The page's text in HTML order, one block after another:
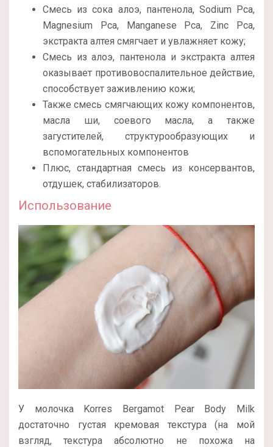
Смесь из сока алоэ, пантенола, Sodium Pca,
Magnesium Pca, Manganese Pca, Zinc Pca,
экстракта алтея смягчает и увлажняет кожу;
Смесь из алоэ, пантенола и экстракта алтея
оказывает противовоспалительное действие,
способствует заживлению кожи;
Также смесь смягчающих кожу компонентов,
масла ши, соевого масла, а также
загустителей, структурообразующих и
вспомогательных компонентов
Плюс, стандартная смесь из консервантов,
отдушек, стабилизаторов.
Использование
У молочка Korres Bergamot Pear Body Milk
достаточно густая кремовая текстура (на мой
взгляд, текстура абсолютно не похожа на